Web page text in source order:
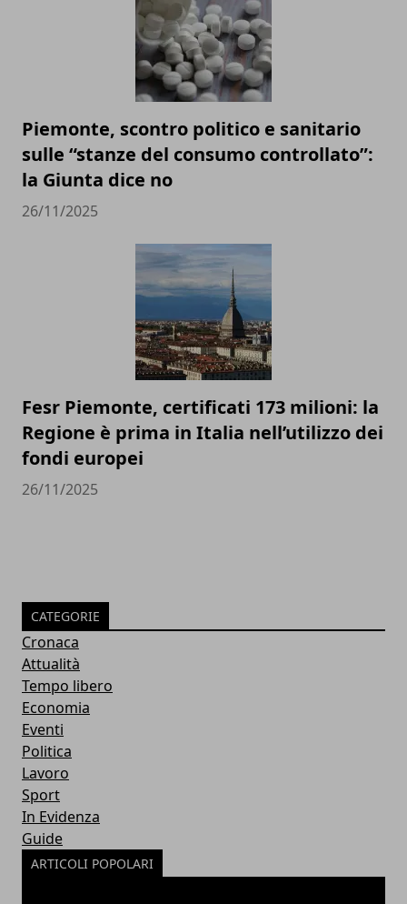
Piemonte, scontro politico e sanitario
sulle “stanze del consumo controllato”:
la Giunta dice no
26/11/2025
Fesr Piemonte, certificati 173 milioni: la
Regione è prima in Italia nell’utilizzo dei
fondi europei
26/11/2025
CATEGORIE
Cronaca
Attualità
Tempo libero
Economia
Eventi
Politica
Lavoro
Sport
In Evidenza
Guide
ARTICOLI POPOLARI